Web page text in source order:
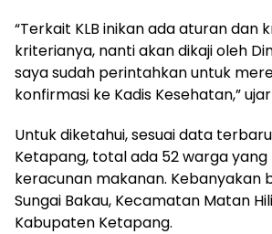
“Terkait KLB inikan ada aturan dan
kriterianya, nanti akan dikaji oleh
saya sudah perintahkan untuk
konfirmasi ke Kadis Kesehatan,”
Untuk diketahui, sesuai data
Ketapang, total ada 52 warga yang
keracunan makanan. Kebanyakan
Sungai Bakau, Kecamatan Matan
Kabupaten Ketapang.